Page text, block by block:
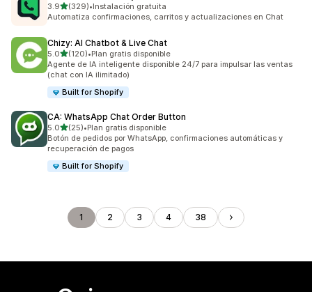
3.9de 5 estrellas
(329)
329 reseñas en total
•Instalación gratuita
Automatiza confirmaciones, carritos y actualizaciones en Chat
Chizy: AI Chatbot & Live Chat
5.0de 5 estrellas
(120)
120 reseñas en total
•Plan gratis disponible
Agente de IA inteligente disponible 24/7 para impulsar las ventas
(chat con IA ilimitado)
Built for Shopify
CA: WhatsApp Chat Order Button
5.0de 5 estrellas
(25)
25 reseñas en total
•Plan gratis disponible
Botón de pedidos por WhatsApp, confirmaciones automáticas y
recuperación de pagos
Built for Shopify
1 2 3 4 38